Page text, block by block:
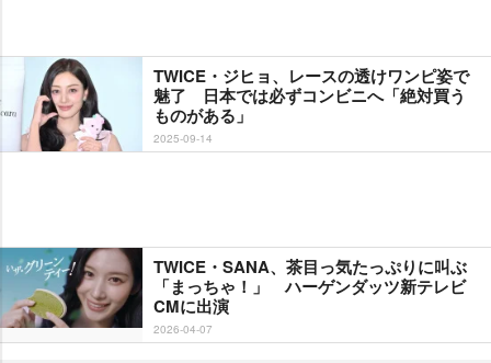
TWICE・ジヒョ、レースの透けワンピ姿で
魅了 日本では必ずコンビニへ「絶対買う
ものがある」
2025-09-14
TWICE・SANA、茶目っ気たっぷりに叫ぶ
「まっちゃ！」 ハーゲンダッツ新テレビ
CMに出演
2026-04-07